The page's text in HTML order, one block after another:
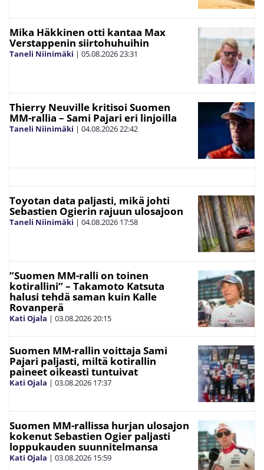
Mika Häkkinen otti kantaa Max
Verstappenin siirtohuhuihin
Taneli Niinimäki | 05.08.202623:31
Thierry Neuville kritisoi Suomen
MM-rallia – Sami Pajari eri linjoilla
Taneli Niinimäki | 04.08.202622:42
Toyotan data paljasti, mikä johti
Sebastien Ogierin rajuun ulosajoon
Taneli Niinimäki | 04.08.2026 17:58
”Suomen MM-ralli on toinen
kotirallini” – Takamoto Katsuta
halusi tehdä saman kuin Kalle
Rovanperä
Kati Ojala | 03.08.202620:15
Suomen MM-rallin voittaja Sami
Pajari paljasti, miltä kotirallin
paineet oikeasti tuntuivat
Kati Ojala | 03.08.2026 17:37
Suomen MM-rallissa hurjan ulosajon
kokenut Sebastien Ogier paljasti
loppukauden suunnitelmansa
Kati Ojala | 03.08.2026 15:59